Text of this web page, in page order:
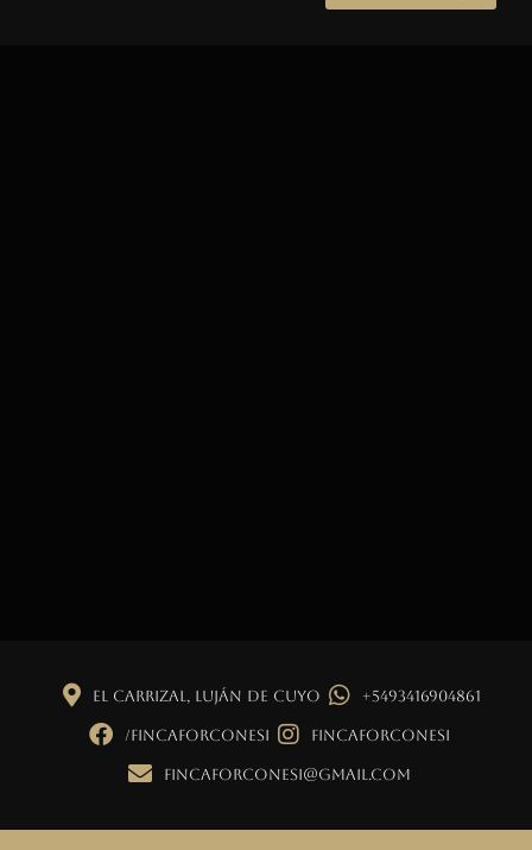
El Carrizal, Luján de Cuyo +5493416904861
/fincaforconesi fincaforconesi
fincaforconesi@gmail.com